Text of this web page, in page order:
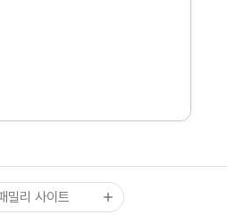
밀리 사이트